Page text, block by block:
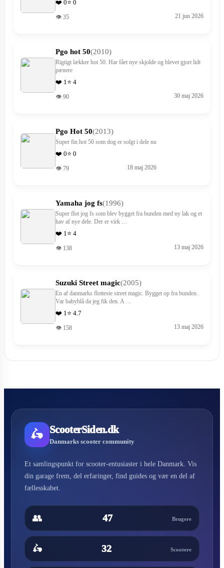
❤️ 0⭐ 0
👁 35 21 jun 2026
Pgo hot 50(2010)
Rigtigt lækker hot 50. Har fået nye skjolde og blevet gjort lidt
pænere
❤️ 1⭐ 4
👁 90 30 maj 2026
Pgo Hot 50(2013)
Super fin hot 50 som dog er solgt i dele nu
❤️ 0⭐ 0
👁 79 18 maj 2026
Yamaha jog fs(1996)
Super flot jog fs som blev bygget fra bunden med ny lak og et
hav af nye dele. Der er virk …
❤️ 1⭐ 4
👁 138 13 maj 2026
Suzuki Street magic(2005)
En af danmarks flotteste street magic. Bygget op fra bunden.
Var babyblå da jeg fik den. A …
❤️ 1⭐ 4.7
👁 158 13 maj 2026
🛵 ScooterSiden.dk
Danmarks scooter community
Et samlingspunkt for scooter-entusiaster i hele Danmark. Vis
din garage frem, del erfaringer, find guides og vær en del af
fællesskabet.
👥 47 Brugere
🛵 32 Scootere